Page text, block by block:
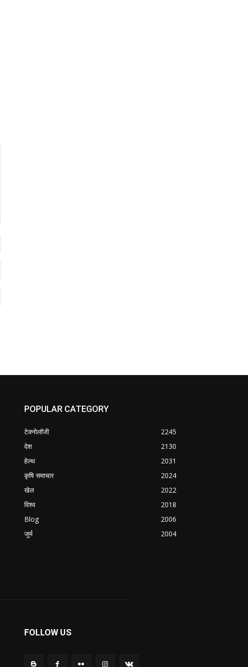
POPULAR CATEGORY
टेक्नोलॉजी
2245
देश
2130
हेल्थ
2031
कृषि समाचार
2024
खेल
2022
विश्व
2018
Blog
2006
जुर्म
2004
FOLLOW US